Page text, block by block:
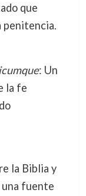
que
penitencia.
: Un
la fe
la Biblia y
fuente